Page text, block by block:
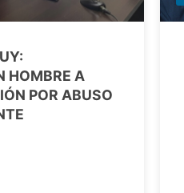
HOMBRE A
POR ABUSO